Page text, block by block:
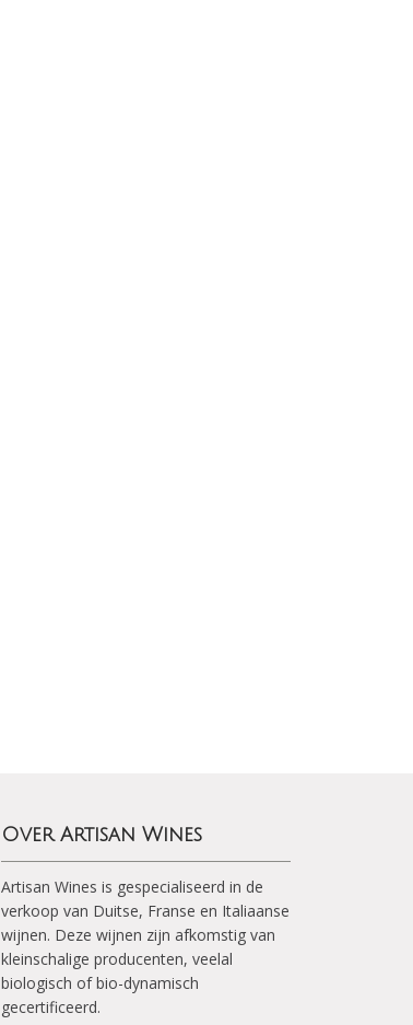
Over Artisan Wines
Artisan Wines is gespecialiseerd in de
verkoop van Duitse, Franse en Italiaanse
wijnen. Deze wijnen zijn afkomstig van
kleinschalige producenten, veelal
biologisch of bio-dynamisch
gecertificeerd.